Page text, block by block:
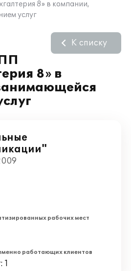
8» в компании,
услуг
8» в
К списку
рабочих мест
работающих клиентов
1